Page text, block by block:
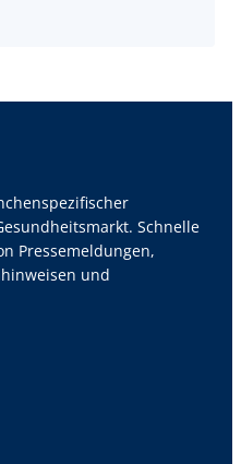
Schnelle
Pressemeldungen,
und